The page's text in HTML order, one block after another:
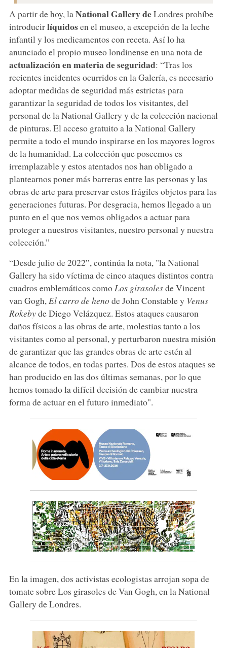
A partir de hoy, la National Gallery deLondres prohíbe
introducirlíquidosen el museo, a excepción de la leche
infantil y los medicamentos con receta. Así lo ha
anunciado el propio museo londinense en una nota de
actualización en materia de seguridad: “Tras los
recientes incidentes ocurridos en la Galería, es necesario
adoptar medidas de seguridad más estrictas para
garantizar la seguridad de todos los visitantes, del
personal de la National Gallery y de la colección nacional
de pinturas. El acceso gratuito a la National Gallery
permite a todo el mundo inspirarse en los mayores logros
de la humanidad. La colección que poseemos es
irremplazable y estos atentados nos han obligado a
plantearnos poner más barreras entre las personas y las
obras de arte para preservar estos frágiles objetos para las
generaciones futuras. Por desgracia, hemos llegado a un
punto en el que nos vemos obligados a actuar para
proteger a nuestros visitantes, nuestro personal y nuestra
colección.”
“Desde julio de 2022”, continúa la nota, "la National
Gallery ha sido víctima de cinco ataques distintos contra
cuadros emblemáticos como Los girasolesde Vincent
van Gogh, El carro de henode John Constable y Venus
Rokebyde Diego Velázquez. Estos ataques causaron
daños físicos a las obras de arte, molestias tanto a los
visitantes como al personal, y perturbaron nuestra misión
de garantizar que las grandes obras de arte estén al
alcance de todos, en todas partes. Dos de estos ataques se
han producido en las dos últimas semanas, por lo que
hemos tomado la difícil decisión de cambiar nuestra
forma de actuar en el futuro inmediato".
En la imagen, dos activistas ecologistas arrojan sopa de
tomate sobre Los girasoles de Van Gogh, en la National
Gallery de Londres.